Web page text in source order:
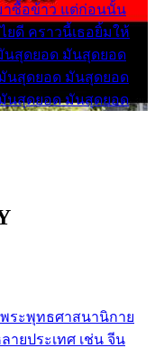
าซื้อข้าว แต่ก่อนนั้น
ยดี คราวนี้เธอยิ้มให้
นสุดยอด มันสุดยอด
นสุดยอด มันสุดยอด
นสุดยอด มันสุดยอด
ระพุทธศาสนานิกาย
ายประเทศ เช่น จีน